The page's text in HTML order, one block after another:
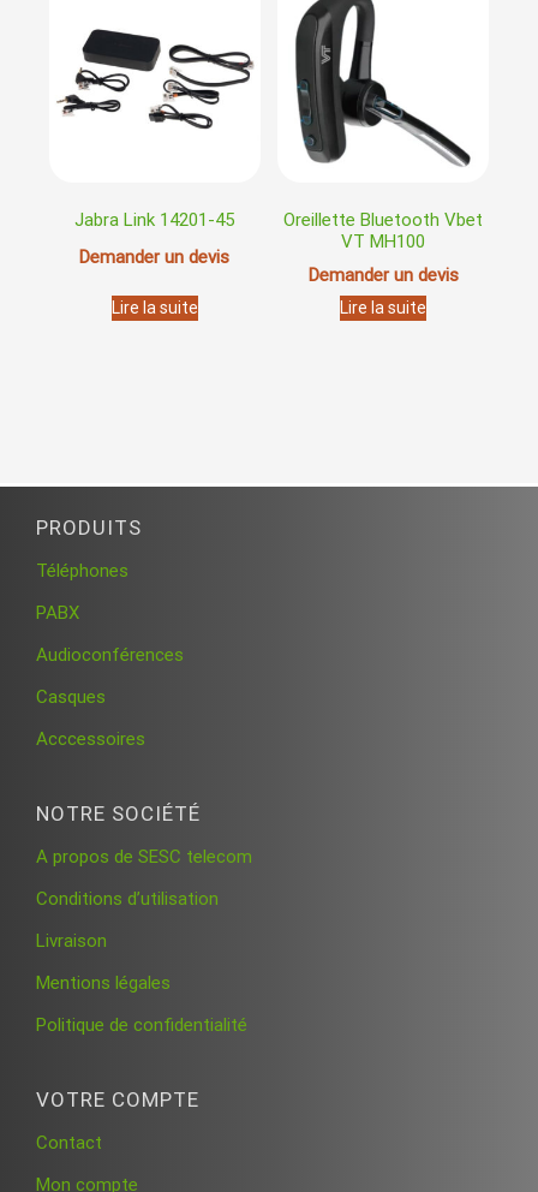
Jabra Link 14201-45
Demander un devis
Lire la suite
Oreillette Bluetooth Vbet
VT MH100
Demander un devis
Lire la suite
PRODUITS
Téléphones
PABX
Audioconférences
Casques
Acccessoires
NOTRE SOCIÉTÉ
A propos de SESC telecom
Conditions d’utilisation
Livraison
Mentions légales
Politique de confidentialité
VOTRE COMPTE
Contact
Mon compte